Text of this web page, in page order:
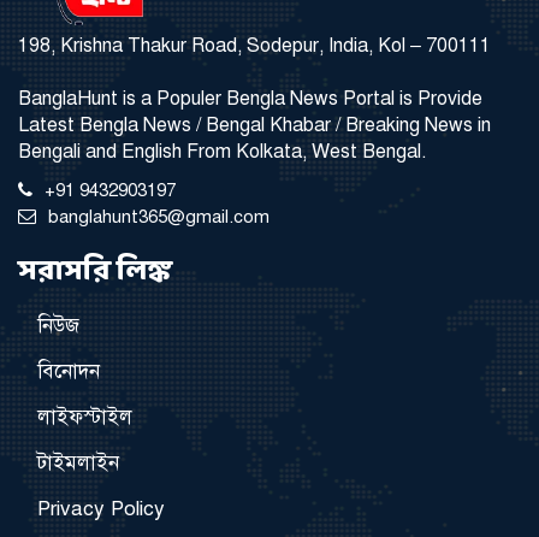
198, Krishna Thakur Road, Sodepur, India, Kol – 700111
BanglaHunt is a Populer Bengla News Portal is Provide
Latest Bengla News / Bengal Khabar / Breaking News in
Bengali and English From Kolkata, West Bengal.
+91 9432903197
banglahunt365@gmail.com
সরাসরি লিঙ্ক
নিউজ
বিনোদন
লাইফস্টাইল
টাইমলাইন
Privacy Policy